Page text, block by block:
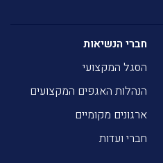
חברי הנשיאות
הסגל המקצועי
הנהלות האגפים המקצועים
ארגונים מקומיים
חברי ועדות